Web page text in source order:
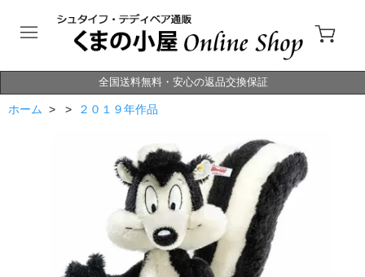
全国送料無料・安心の返品交換保証
ホーム > > ２０１９年作品